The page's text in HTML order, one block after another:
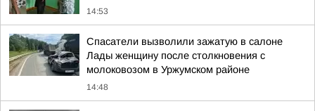
14:53
Спасатели вызволили зажатую в салоне
Лады женщину после столкновения с
молоковозом в Уржумском районе
14:48